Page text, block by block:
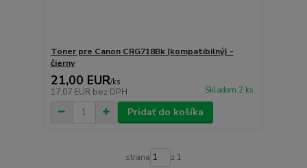
Toner pre Canon CRG718Bk (kompatibilný) -
čierny
21,00 EUR/ks
17,07 EUR bez DPH Skladom 2 ks
Pridať do košíka
strana z 1